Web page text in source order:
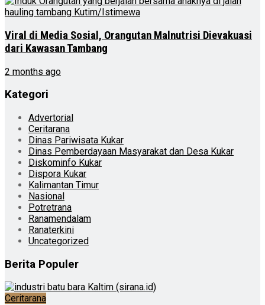
Viral di Media Sosial, Orangutan Malnutrisi Dievakuasi
dari Kawasan Tambang
2 months ago
Kategori
Advertorial
Ceritarana
Dinas Pariwisata Kukar
Dinas Pemberdayaan Masyarakat dan Desa Kukar
Diskominfo Kukar
Dispora Kukar
Kalimantan Timur
Nasional
Potretrana
Ranamendalam
Ranaterkini
Uncategorized
Berita Populer
Ceritarana